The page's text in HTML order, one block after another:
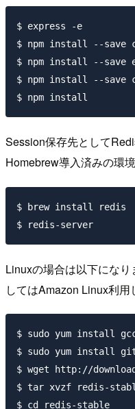
$ express -e
$ npm install --save
$ npm install --save
$ npm install --save
Session保存先として
Homebrew導入済みの環
$ brew install redis
Linuxの場合は以下にな
してはAmazon Linux利用
$ sudo yum install
$ sudo yum install
$ wget http://
$ tar xvzf redis-
$ cd redis-stable